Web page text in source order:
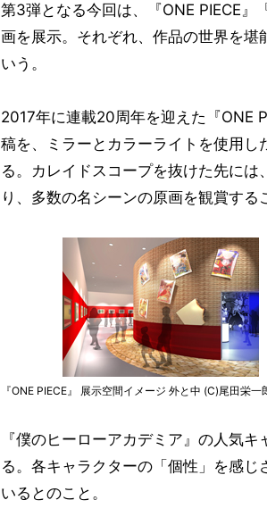
第3弾となる今回は、『ONE PIECE
画を展示。それぞれ、作品の世界を堪
いう。
2017年に連載20周年を迎えた『ONE
稿を、ミラーとカラーライトを使用
る。カレイドスコープを抜けた先に
り、多数の名シーンの原画を観賞する
『ONE PIECE』 展示空間イメージ 外と中 (C)尾田栄一
『僕のヒーローアカデミア』の人気
る。各キャラクターの「個性」を感
いるとのこと。